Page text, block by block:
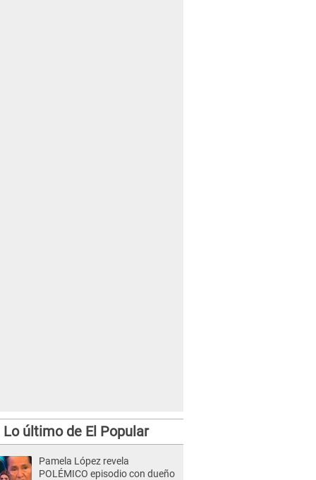
Lo último de El Popular
Pamela López revela
POLÉMICO episodio con dueño